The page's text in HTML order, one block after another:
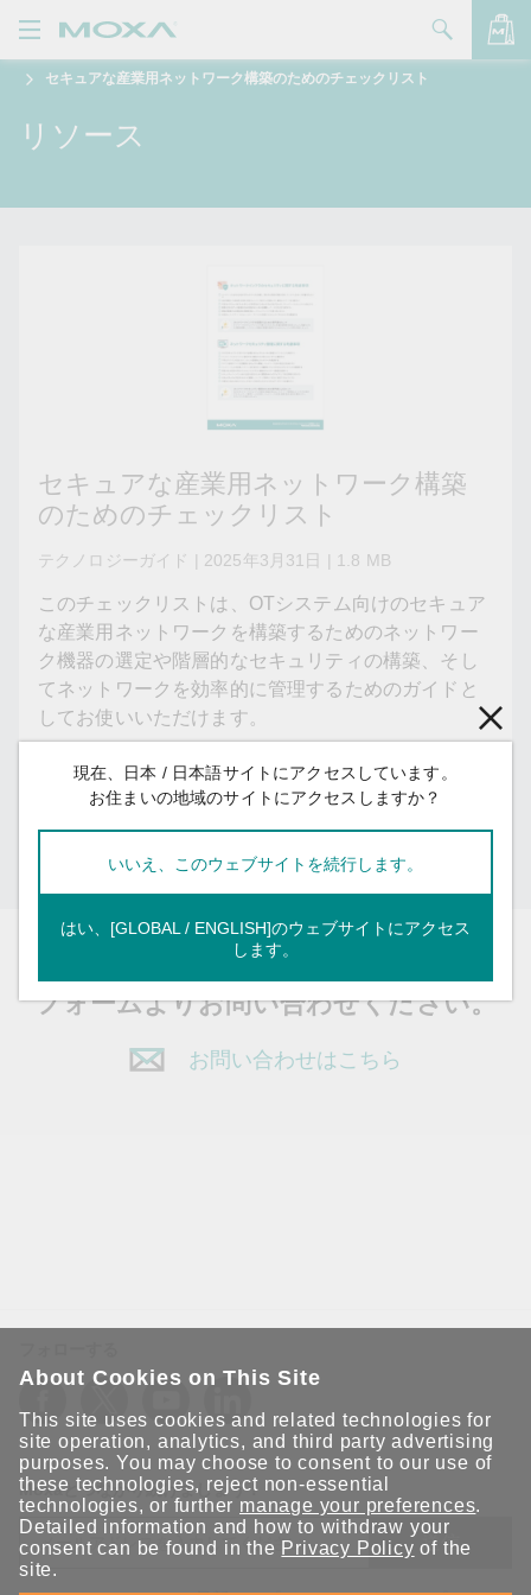
品
リューション
セキュアな産業用ネットワーク構築のためのチェックリスト
リソース
セキュアな産業用ネットワーク構築
のためのチェックリスト
テクノロジーガイド | 2025年3月31日 | 1.8 MB
このチェックリストは、OTシステム向けのセキュア
な産業用ネットワークを構築するためのネットワー
ク機器の選定や階層的なセキュリティの構築、そし
てネットワークを効率的に管理するためのガイドと
してお使いいただけます。
ダウンロード 保存
アカウントをお持ちですか？ログイン
ご意見やご質問などがございましたら、
フォームよりお問い合わせください。
お問い合わせはこちら
Moxaとつながり続けましょう！
送信
バッグを見る
現在、日本 / 日本語サイトにアクセスしています。
お住まいの地域のサイトにアクセスしますか？
いいえ、このウェブサイトを続行します。
はい、[GLOBAL / ENGLISH]のウェブサイトにアクセス
します。
About Cookies on This Site
This site uses cookies and related technologies for
site operation, analytics, and third party advertising
purposes. You may choose to consent to our use of
these technologies, reject non-essential
technologies, or further manage your preferences.
Detailed information and how to withdraw your
consent can be found in the Privacy Policy of the
site.